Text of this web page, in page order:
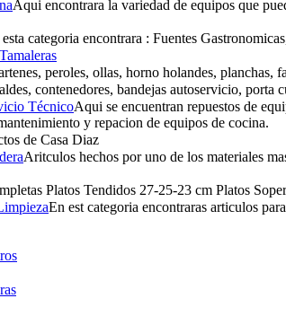
Aqui encontrara la variedad de equipos que
categoria encontrara : Fuentes
peroles, ollas, horno holandes, planchas,
contenedores, bandejas autoservicio, porta
TécnicoAqui se encuentran repuestos de
y repacion de equipos de cocina.
de Casa Diaz
Aritculos hechos por uno de los materiales
Platos Tendidos 27-25-23 cm Platos
En est categoria encontraras articulos